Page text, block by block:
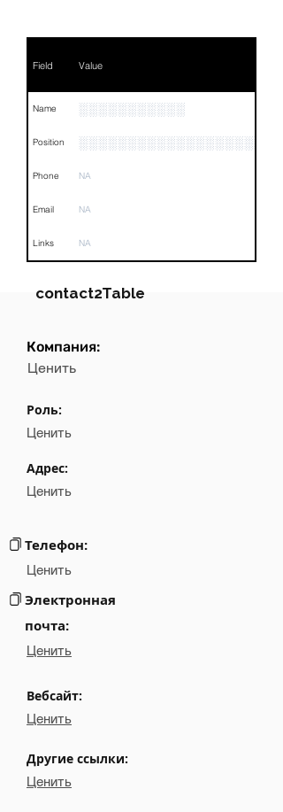
Field Value
Name ░░░░░░░░░░░
Position
Phone NA
Email NA
Links NA
contact2Table
Field
Email
Компания:
Ценить
Роль:
Ценить
Адрес:
Ценить
Телефон:
Ценить
Электронная
почта:
Ценить
Вебсайт:
Ценить
Другие ссылки:
Ценить